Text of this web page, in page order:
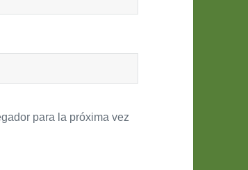
para la próxima vez